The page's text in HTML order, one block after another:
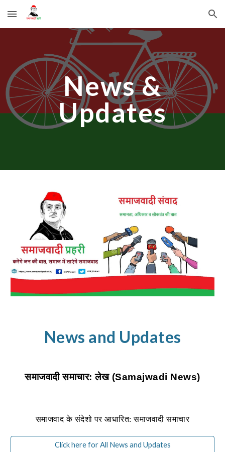
Skip to main content Skip to navigation
News &
Updates
News and Updates
समाजवादी समाचार: लेख (Samajwadi News)
समाजवाद के संदेशो पर आधारित: समाजवादी समाचार
Click here for All News and Updates